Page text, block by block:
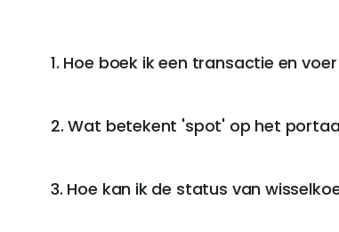
1. Hoe boek ik een transactie en
2. Wat betekent 'spot' op het
3. Hoe kan ik de status van